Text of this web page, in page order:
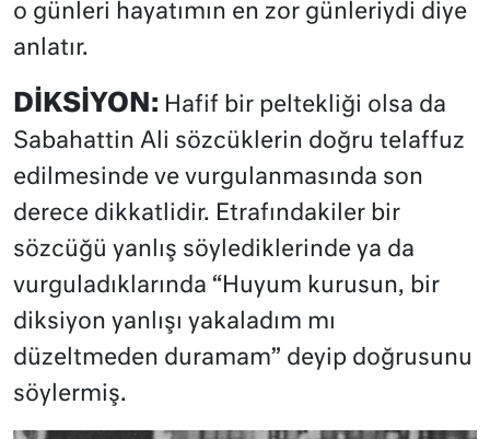
o günleri hayatımın en zor günleriydi diye
anlatır.
DİKSİYON: Hafif bir peltekliği olsa da
Sabahattin Ali sözcüklerin doğru telaffuz
edilmesinde ve vurgulanmasında son
derece dikkatlidir. Etrafındakiler bir
sözcüğü yanlış söylediklerinde ya da
vurguladıklarında “Huyum kurusun, bir
diksiyon yanlışı yakaladım mı
düzeltmeden duramam” deyip doğrusunu
söylermiş.